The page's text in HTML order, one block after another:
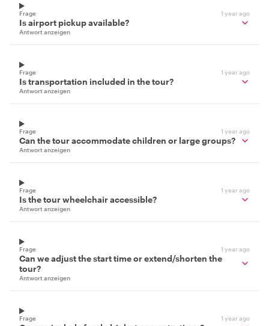
Frage 1 year ago
Is airport pickup available?
Antwort anzeigen
Frage 1 year ago
Is transportation included in the tour?
Antwort anzeigen
Frage 1 year ago
Can the tour accommodate children or large groups?
Antwort anzeigen
Frage 1 year ago
Is the tour wheelchair accessible?
Antwort anzeigen
Frage 1 year ago
Can we adjust the start time or extend/shorten the
tour?
Antwort anzeigen
Frage 1 year ago